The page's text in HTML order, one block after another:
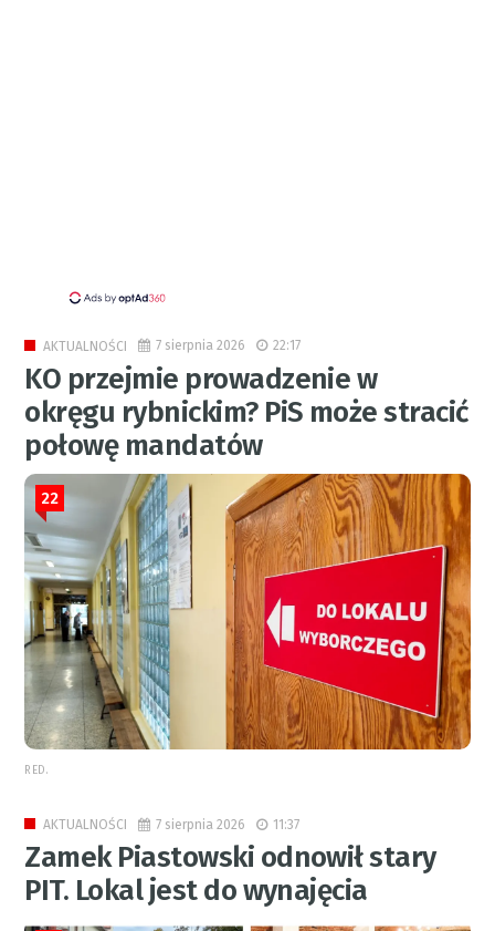
AKTUALNOŚCI 7 sierpnia 2026 22:17
KO przejmie prowadzenie w
okręgu rybnickim? PiS może stracić
połowę mandatów
22
RED.
AKTUALNOŚCI 7 sierpnia 2026 11:37
Zamek Piastowski odnowił stary
PIT. Lokal jest do wynajęcia